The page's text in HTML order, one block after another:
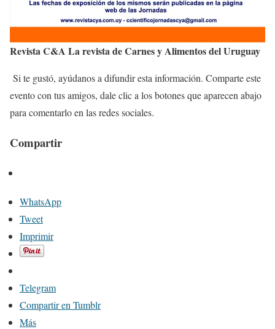
Revista C&A La revista de Carnes y Alimentos del Uruguay
Si te gustó, ayúdanos a difundir esta información. Comparte este
evento con tus amigos, dale clic a los botones que aparecen abajo
para comentarlo en las redes sociales.
Compartir
WhatsApp
Tweet
Imprimir
Telegram
Compartir en Tumblr
Más